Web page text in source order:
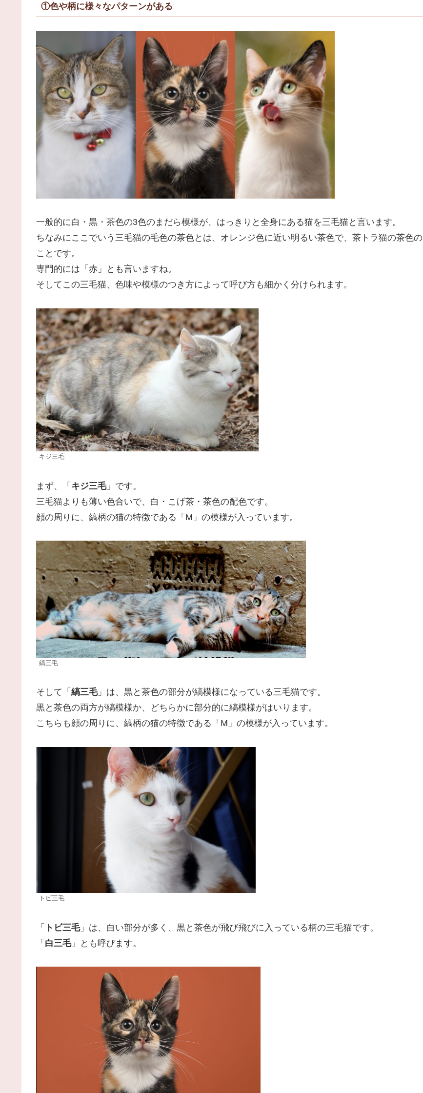
①色や柄に様々なパターンがある
一般的に白・黒・茶色の3色のまだら模様が、はっきりと全身にある猫を三毛猫と言います。
ちなみにここでいう三毛猫の毛色の茶色とは、オレンジ色に近い明るい茶色で、茶トラ猫の茶色の
ことです。
専門的には「赤」とも言いますね。
そしてこの三毛猫、色味や模様のつき方によって呼び方も細かく分けられます。
キジ三毛
まず、「 キジ三毛」です。
三毛猫よりも薄い色合いで、白・こげ茶・茶色の配色です。
顔の周りに、縞柄の猫の特徴である「M」の模様が入っています。
縞三毛
そして「 縞三毛」は、黒と茶色の部分が縞模様になっている三毛猫です。
黒と茶色の両方が縞模様か、どちらかに部分的に縞模様がはいります。
こちらも顔の周りに、縞柄の猫の特徴である「M」の模様が入っています。
トビ三毛
「 トビ三毛」は、白い部分が多く、黒と茶色が飛び飛びに入っている柄の三毛猫です。
「 白三毛」とも呼びます。